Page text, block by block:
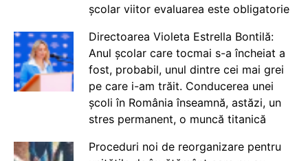
școlar viitor evaluarea este obligatorie
Directoarea Violeta Estrella Bontilă:
Anul școlar care tocmai s-a încheiat a
fost, probabil, unul dintre cei mai grei
pe care i-am trăit. Conducerea unei
școli în România înseamnă, astăzi, un
stres permanent, o muncă titanică
Proceduri noi de reorganizare pentru